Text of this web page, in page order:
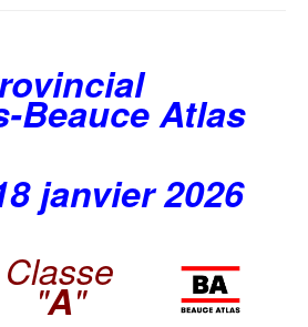
Beauce Atlas
janvier 2026
Classe
"A"